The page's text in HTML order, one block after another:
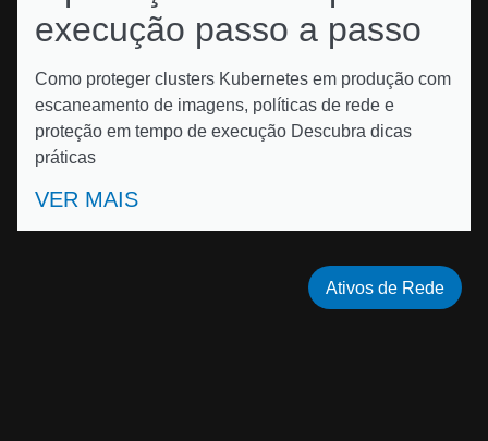
execução passo a passo
Como proteger clusters Kubernetes em produção com
escaneamento de imagens, políticas de rede e
proteção em tempo de execução Descubra dicas
práticas
VER MAIS
Ativos de Rede